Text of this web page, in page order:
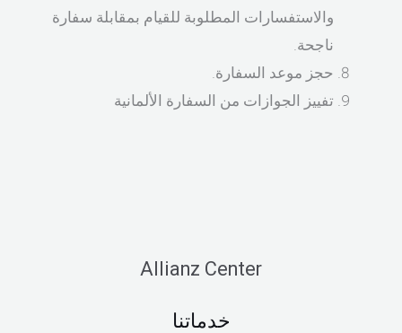
والاستفسارات المطلوبة للقيام بمقابلة سفارة
ناجحة.
حجز موعد السفارة.
تفييز الجوازات من السفارة الألمانية
Allianz Center
خدماتنا